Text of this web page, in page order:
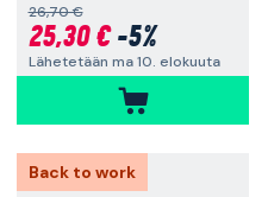
26,70 €
25,30 €-5%
Lähetetään ma 10. elokuuta
Back to work